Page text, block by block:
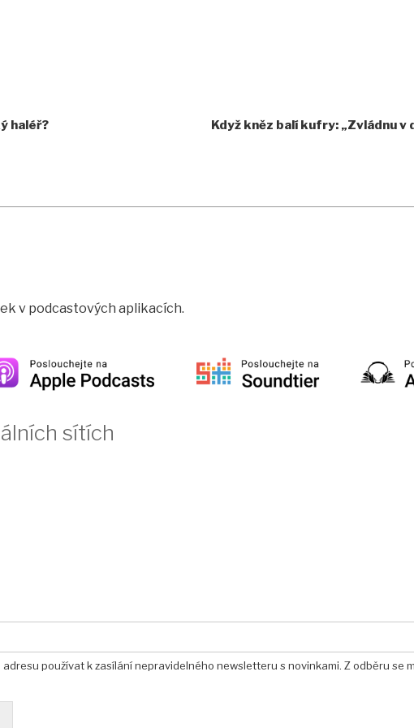
haléř?
Když kněz balí kufry: „Zvládnu
v podcastových aplikacích.
sítích
používat k zasílání nepravidelného newsletteru s novinkami. Z odběru se